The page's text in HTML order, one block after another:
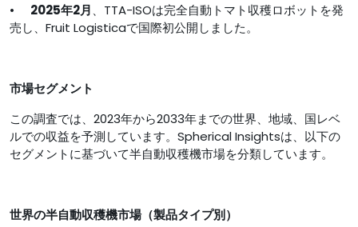
• 2025年2月、TTA-ISOは完全自動トマト収穫ロボットを発
売し、Fruit Logisticaで国際初公開しました。
市場セグメント
この調査では、2023年から2033年までの世界、地域、国レベ
ルでの収益を予測しています。Spherical Insightsは、以下の
セグメントに基づいて半自動収穫機市場を分類しています。
世界の半自動収穫機市場（製品タイプ別）